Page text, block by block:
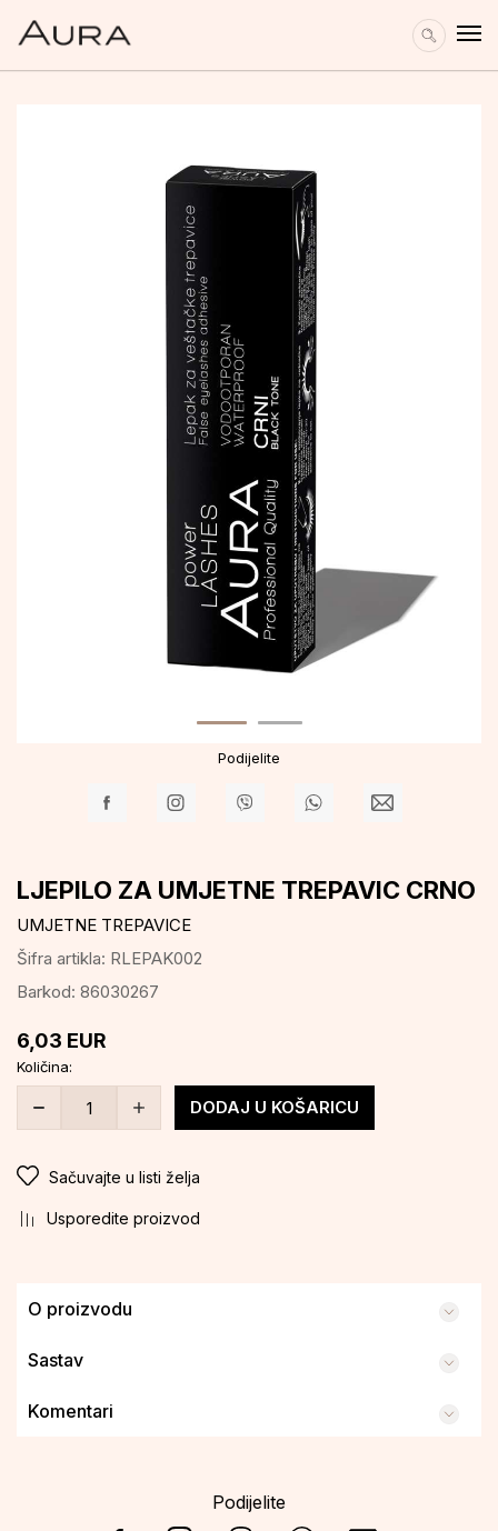
Podijelite
LJEPILO ZA UMJETNE TREPAVIC CRNO
UMJETNE TREPAVICE
Šifra artikla: RLEPAK002
Barkod: 86030267
6,03 EUR
Količina:
DODAJ U KOŠARICU
Sačuvajte u listi želja
Usporedite proizvod
O proizvodu
Sastav
Komentari
Podijelite